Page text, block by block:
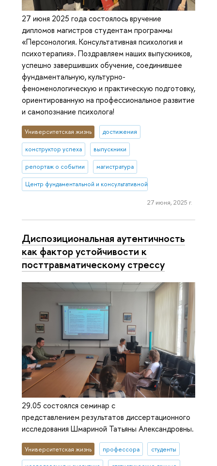
27 июня 2025 года состоялось вручение
дипломов магистров студентам программы
«Персонология. Консультативная психология и
психотерапия». Поздравляем наших выпускников,
успешно завершивших обучение, соединившее
фундаментальную, культурно-
феноменологическую и практическую подготовку,
ориентированную на профессиональное развитие
и самопознание психолога!
Университетская жизнь достижения
конструктор успеха выпускники
репортаж о событии магистратура
Центр фундаментальной и консультативной персонологии
27 июня, 2025 г.
Диспозициональная аутентичность
как фактор устойчивости к
посттравматическому стрессу
29.05 состоялся семинар с
представлением результатов диссертационного
исследования Шмариной Татьяны Александровны.
Университетская жизнь профессора студенты